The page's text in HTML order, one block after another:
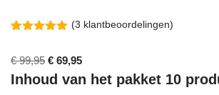
gebaseerd
op
klantbeoordelingen
(3 klantbeoordelingen)
€99,95 € 69,95
Inhoud van het pakket 10